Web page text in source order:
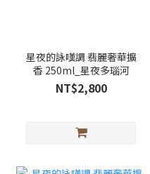
星夜的詠嘆調 翡麗奢華擴
香 250ml_星夜多瑙河
NT$2,800